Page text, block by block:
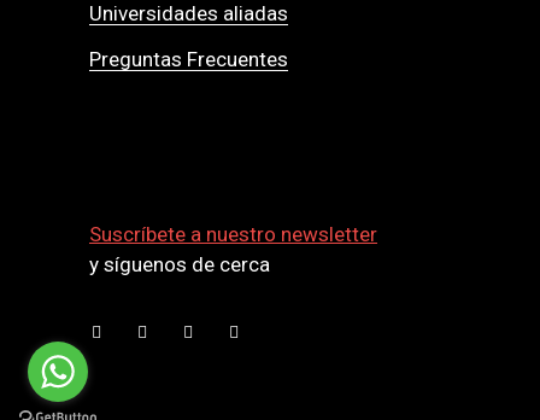
Universidades aliadas
Preguntas Frecuentes
Suscríbete a nuestro newsletter
y síguenos de cerca